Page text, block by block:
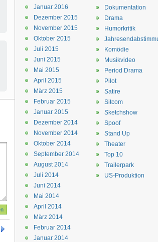
Dokumentation
Drama
Humorkritik
Komödie
Musikvideo
Period Drama
Pilot
Satire
Sitcom
Sketchshow
Spoof
Stand Up
Theater
Top 10
Trailerpark
US-Produktion
Januar 2016
Dezember 2015
November 2015
Oktober 2015
Juli 2015
Juni 2015
Mai 2015
April 2015
März 2015
Februar 2015
Januar 2015
Dezember 2014
November 2014
Oktober 2014
September 2014
August 2014
Juli 2014
Juni 2014
Mai 2014
April 2014
März 2014
Februar 2014
Januar 2014